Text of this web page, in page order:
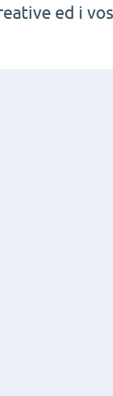
ed i